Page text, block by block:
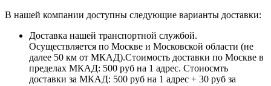
В нашей компании доступны следующие варианты доставки:
Доставка нашей транспортной службой.
Осуществляется по Москве и Московской области (не
далее 50 км от МКАД).Стоимость доставки по Москве в
пределах МКАД: 500 руб на 1 адрес. Стоиосмть
доставки за МКАД: 500 руб на 1 адрес + 30 руб за